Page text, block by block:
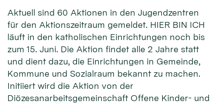
Aktuell sind 60 Aktionen in den Jugendzentren
für den Aktionszeitraum gemeldet. HIER BIN ICH
läuft in den katholischen Einrichtungen noch bis
zum 15. Juni. Die Aktion findet alle 2 Jahre statt
und dient dazu, die Einrichtungen in Gemeinde,
Kommune und Sozialraum bekannt zu machen.
Initiiert wird die Aktion von der
Diözesanarbeitsgemeinschaft Offene Kinder- und